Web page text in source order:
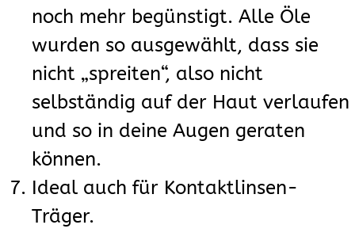
noch mehr begünstigt. Alle Öle
wurden so ausgewählt, dass sie
nicht „spreiten“, also nicht
selbständig auf der Haut verlaufen
und so in deine Augen geraten
können.
Ideal auch für Kontaktlinsen-
Träger.